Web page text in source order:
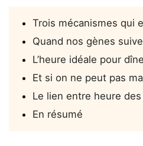
Trois mécanismes qui
Quand nos gènes
L’heure idéale pour
Et si on ne peut pas
Le lien entre heure
En résumé